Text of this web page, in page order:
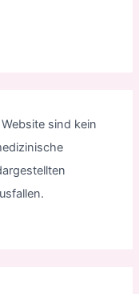
sind kein